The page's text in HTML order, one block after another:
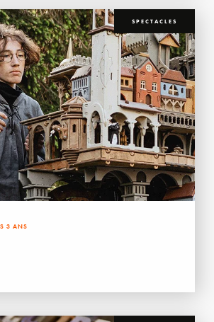
SPECTACLES
3 ANS